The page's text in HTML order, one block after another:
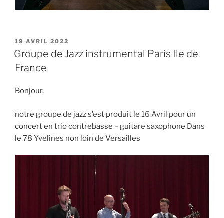
PUBLIÉ
LE
19 AVRIL 2022
Groupe de Jazz instrumental Paris Ile de
France
Bonjour,
notre groupe de jazz s’est produit le 16 Avril pour un
concert en trio contrebasse – guitare saxophone Dans
le 78 Yvelines non loin de Versailles